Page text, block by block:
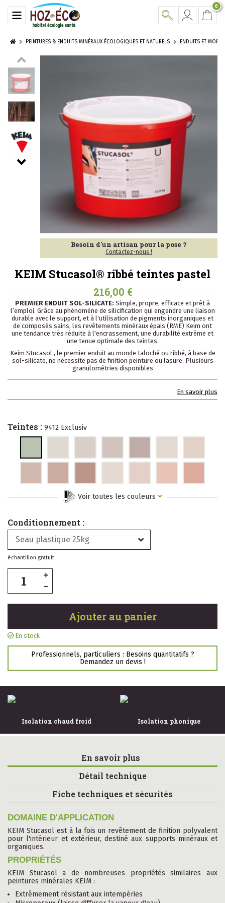
0
PEINTURES & ENDUITS MINÉRAUX ÉCOLOGIQUES ET NATURELS ENDUITS ET
Besoin d'un artisan pour la pose ?
Contactez-nous !
KEIM Stucasol® ribbé teintes pastel
216,00 €
PREMIER ENDUIT SOL-SILICATE: Simple, propre, efficace et prêt à
l’emploi. Grâce au phénomène de silicification qui engendre une liaison
durable avec le support, et à l'utilisation de pigments inorganiques et
de composés sains, les revêtements minéraux épais (RME) Keim ont
une tendance très réduite à l'encrassement, une durabilité extrême et
une tenue optimale des teintes.
Keim Stucasol , le premier enduit au monde taloché ou ribbé, à base de
sol-silicate, ne nécessite pas de finition peinture ou lasure. Plusieurs
granulométries disponibles
En savoir plus
Teintes : 9412 Exclusiv
Voir toutes les couleurs
Conditionnement :
Seau plastique 25kg
échantillon gratuit
Ajouter au panier
En stock
Professionnels, particuliers : Besoins quantitatifs ?
Demandez un devis !
Isolation chaud froid Isolation phonique
En savoir plus
Détail technique
Fiche techniques et sécurités
DOMAINE D'APPLICATION
KEIM Stucasol est à la fois un revêtement de finition polyvalent
pour l'intérieur et extérieur, destiné aux supports minéraux et
organiques.
PROPRIÉTÉS
KEIM Stucasol a de nombreuses propriétés similaires aux
peintures minérales KEIM :
Extrêmement résistant aux intempéries